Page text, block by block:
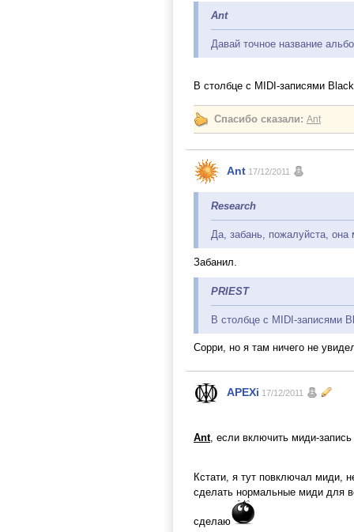
Ant
Давай точное название
В столбце с MIDI-записями
Спасибо сказали: Ant
Ant 17/12/2011
Research
Да, забань, пожалуйста, она
Забанил.
PRIEST
В столбце с MIDI-записями
Сорри, но я там ничего не
APEXi 17/12/2011
Ant, если включить миди-
Кстати, я тут повключал миди,
сделать нормальные миди для
сделаю